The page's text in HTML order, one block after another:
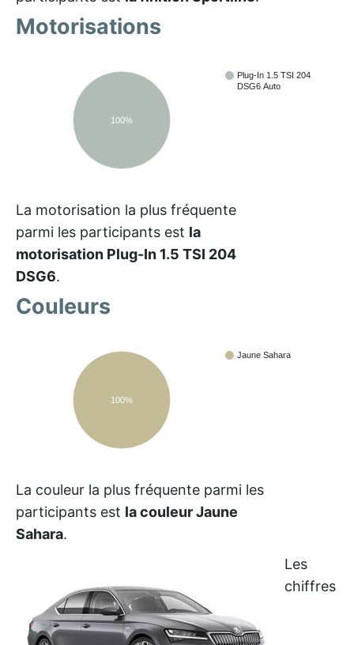
Motorisations
Plug-In 1.5 TSI 204
DSG6 Auto
100%
La motorisation la plus fréquente
parmi les participants est la
motorisation Plug-In 1.5 TSI 204
DSG6.
Couleurs
Jaune Sahara
100%
La couleur la plus fréquente parmi les
participants est la couleur Jaune
Sahara.
Les
chiffres